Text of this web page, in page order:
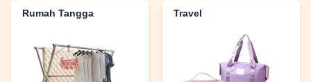
Rumah Tangga Travel